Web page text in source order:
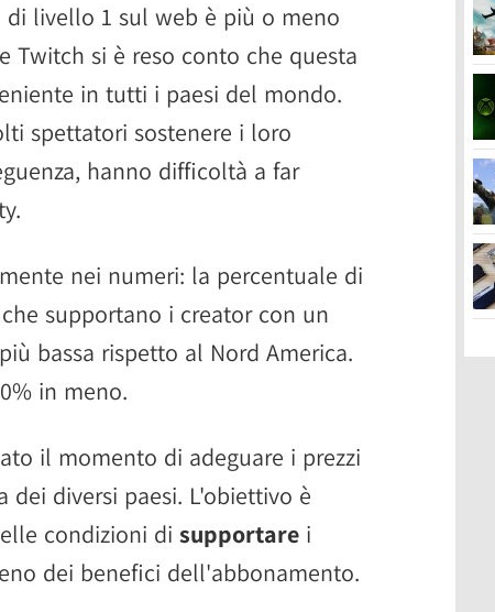
livello 1 sul web è più o meno
e Twitch si è reso conto che questa
in tutti i paesi del mondo.
spettatori sostenere i loro
hanno difficoltà a far
nei numeri: la percentuale di
supportano i creator con un
bassa rispetto al Nord America.
in meno.
il momento di adeguare i prezzi
diversi paesi. L'obiettivo è
condizioni di supportare i
dei benefici dell'abbonamento.